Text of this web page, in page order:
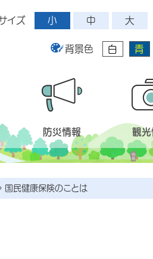
イズ
小 中 大
背景色 白 青
防災情報 観光
国民健康保険のことは